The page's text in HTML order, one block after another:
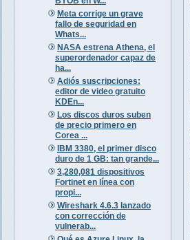
Meta corrige un grave
fallo de seguridad en
Whats...
NASA estrena Athena, el
superordenador capaz de
ha...
Adiós suscripciones:
editor de video gratuito
KDEn...
Los discos duros suben
de precio primero en
Corea ...
IBM 3380, el primer disco
duro de 1 GB: tan grande...
3,280,081 dispositivos
Fortinet en línea con
propi...
Wireshark 4.6.3 lanzado
con corrección de
vulnerab...